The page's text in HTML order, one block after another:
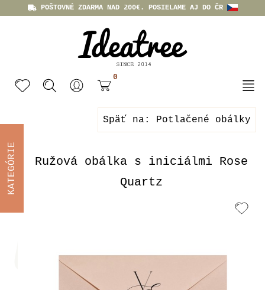
POŠTOVNÉ ZDARMA NAD 200€. POSIELAME AJ DO ČR
0
Späť na: Potlačené obálky
Ružová obálka s iniciálmi Rose
Quartz
KATEGÓRIE